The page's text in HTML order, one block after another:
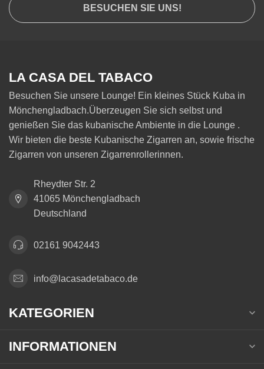
BESUCHEN SIE UNS!
LA CASA DEL TABACO
Besuchen Sie unsere Lounge! Ein kleines Stück Kuba in
Mönchengladbach.Überzeugen Sie sich selbst und
genießen Sie das kubanische Ambiente in die Lounge .
Wir bieten die beste Kubanische Zigarren an, sowie frische
Zigarren von unseren Zigarrenrollerinnen.
Rheydter Str. 2
41065 Mönchengladbach
Deutschland
02161 9042443
info@lacasadetabaco.de
KATEGORIEN
INFORMATIONEN